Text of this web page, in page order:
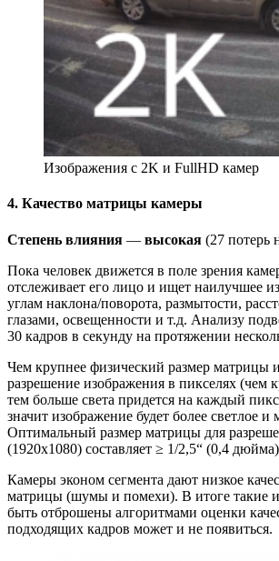
Изображения с 2K и FullHD камер
4. Качество матрицы камеры
Степень влияния — высокая (27 потерь
Пока человек движется в поле зрения
отслеживает его лицо и ищет наилучшее
углам наклона/поворота, размытости,
глазами, освещенности и т.д. Анализу
30 кадров в секунду на протяжении
Чем крупнее физический размер матрицы
разрешение изображения в пикселях (чем
тем больше света придется на каждый
значит изображение будет более светлое
Оптимальный размер матрицы для
(1920x1080) составляет ≥ 1/2,5“ (0,4
Камеры эконом сегмента дают низкое
матрицы (шумы и помехи). В итоге такие
быть отброшены алгоритмами оценки
подходящих кадров может и не появиться.